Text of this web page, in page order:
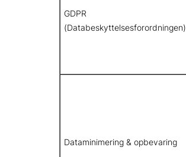
GDPR
(Databeskyttelsesforordningen)
Dataminimering & opbevaring